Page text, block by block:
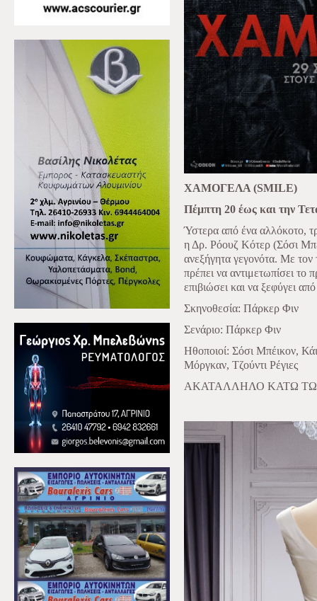
ΧΑΜΟΓΕΛΑ (SMILE)
Πέμπτη 20 έως και την
Ύστερα από ένα αλλόκοτο,
η Δρ. Ρόουζ Κότερ (Σόσι
ανεξήγητα γεγονότα. Με
πρέπει να αντιμετωπίσει το
επιβιώσει και να ξεφύγει
Σκηνοθεσία: Πάρκερ Φιν
Σενάριο: Πάρκερ Φιν
Ηθοποιοί: Σόσι Μπέικον,
Μόργκαν, Τζούντι Ρέγιες
ΑΚΑΤΑΛΛΗΛΟ ΚΑΤΩ